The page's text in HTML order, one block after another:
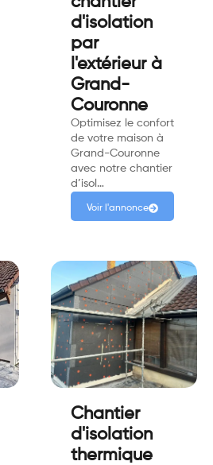
d'isolation
par
l'extérieur à
Grand-
Couronne
Optimisez le confort
de votre maison à
Grand-Couronne
avec notre chantier
d’isol…
Voir l'annonce
Chantier
d'isolation
thermique